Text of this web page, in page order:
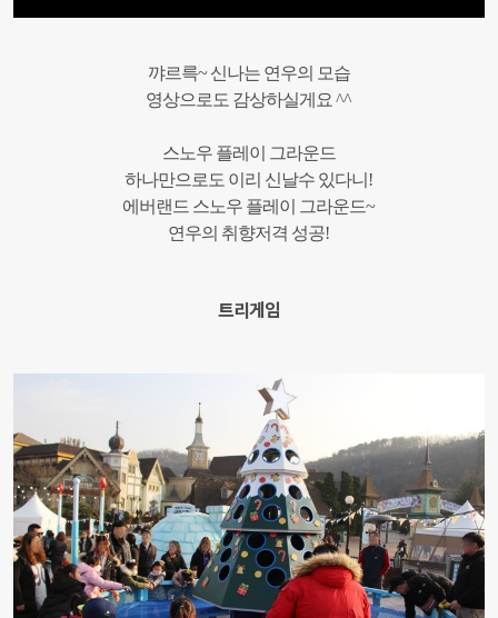
꺄르륵~ 신나는 연우의 모습
​영상으로도 감상하실게요 ^^
스노우 플레이 그라운드
하나만으로도 이리 신날수 있다니!
에버랜드 스노우 플레이 그라운드~
연우의 취향저격 성공!
트리게임